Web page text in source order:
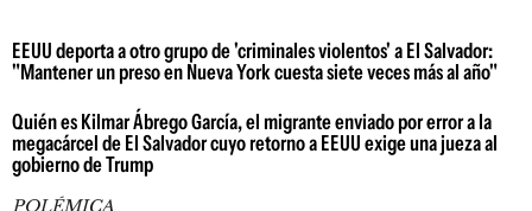
EEUU deporta a otro grupo de 'criminales violentos' a El Salvador:
"Mantener un preso en Nueva York cuesta siete veces más al año"
Quién es Kilmar Ábrego García, el migrante enviado por error a la
megacárcel de El Salvador cuyo retorno a EEUU exige una jueza al
gobierno de Trump
POLÉMICA